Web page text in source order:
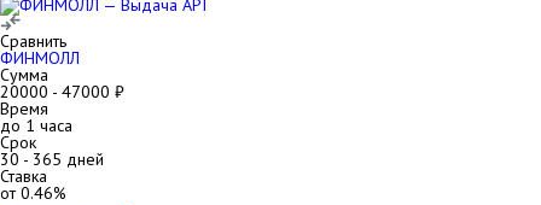
Сравнить
ФИНМОЛЛ
Сумма
20000 - 47000 ₽
Время
до 1 часа
Срок
30 - 365 дней
Ставка
от0.46%